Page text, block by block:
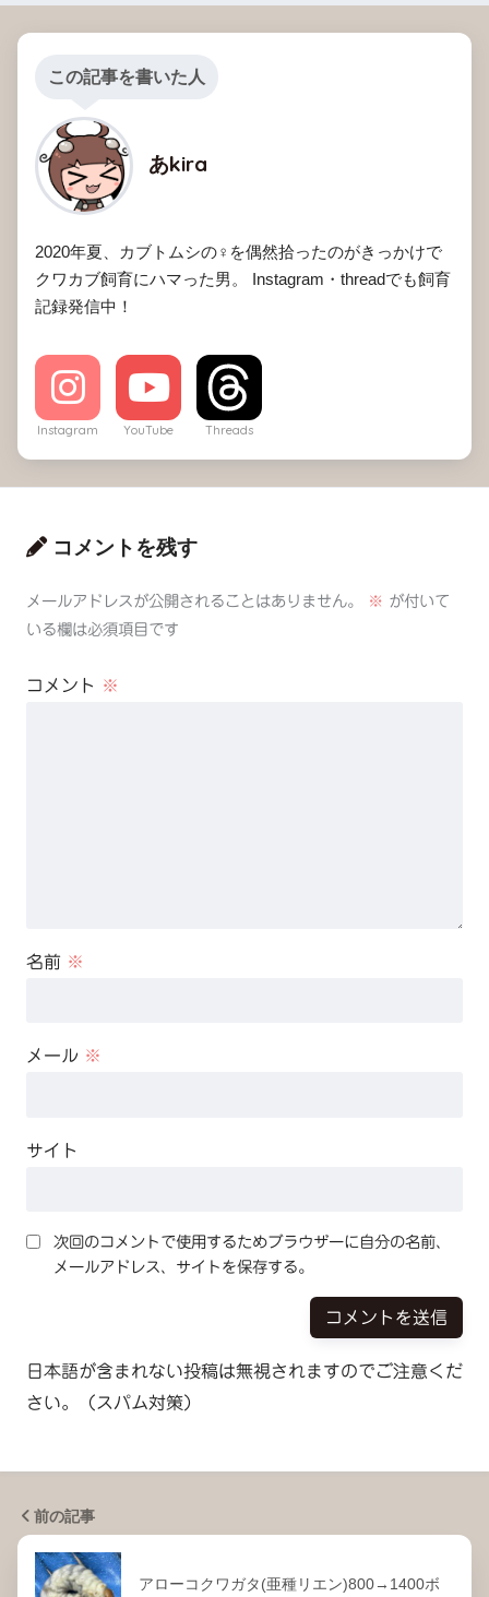
この記事を書いた人
あkira
2020年夏、カブトムシの♀を偶然拾ったのがきっかけで
クワカブ飼育にハマった男。 Instagram・threadでも飼育
記録発信中！
Instagram YouTube Threads
コメントを残す
メールアドレスが公開されることはありません。 ※ が付いて
いる欄は必須項目です
コメント ※
名前 ※
メール ※
サイト
次回のコメントで使用するためブラウザーに自分の名前、
メールアドレス、サイトを保存する。
日本語が含まれない投稿は無視されますのでご注意くだ
さい。（スパム対策）
前の記事
アローコクワガタ(亜種リエン)800→1400ボ